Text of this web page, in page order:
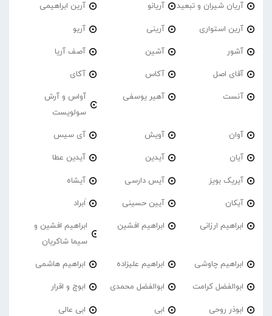
آریان شیران و تبعید آریانو آرین ابراهیمی
آرین استواری آرینی آریو
آشور آشین آصف آریا
آقای اصل آکاس آکای
آنست آهیر یوسفی
آواس و آرش
سولویست
آوان آویش آی سیس
آیان آیدین آیدین عطا
آیریک بویز آیس دارسی آیشاه
آیکان آیین حسینی اَبراد
ابراهیم ارزانی ابراهیم افشین
ابراهیم افشین و
سیما شاکریان
ابراهیم چاوشی ابراهیم علیزاده ابراهیم هاشمی
ابوالفضل کرامت ابوالفضل محمدی ابوچ و اقرار
ابوذر روحی ابی ابی عالی